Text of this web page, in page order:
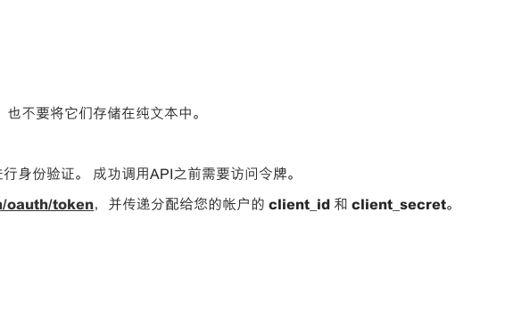
不要将它们存储在纯文本中。
份验证。 成功调用API之前需要访问令牌。
oauth/token，并传递分配给您的帐户的 client_id 和 client_secret。